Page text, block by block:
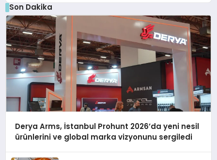
Son Dakika
Derya Arms, İstanbul Prohunt 2026’da yeni nesil
ürünlerini ve global marka vizyonunu sergiledi